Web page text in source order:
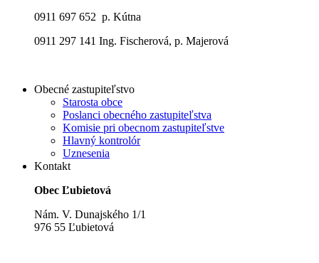
0911 697 652 p. Kútna
0911 297 141 Ing. Fischerová, p. Majerová
Obecné zastupiteľstvo
Starosta obce
Poslanci obecného zastupiteľstva
Komisie pri obecnom zastupiteľstve
Hlavný kontrolór
Uznesenia
Kontakt
Obec Ľubietová
Nám. V. Dunajského 1/1
976 55 Ľubietová